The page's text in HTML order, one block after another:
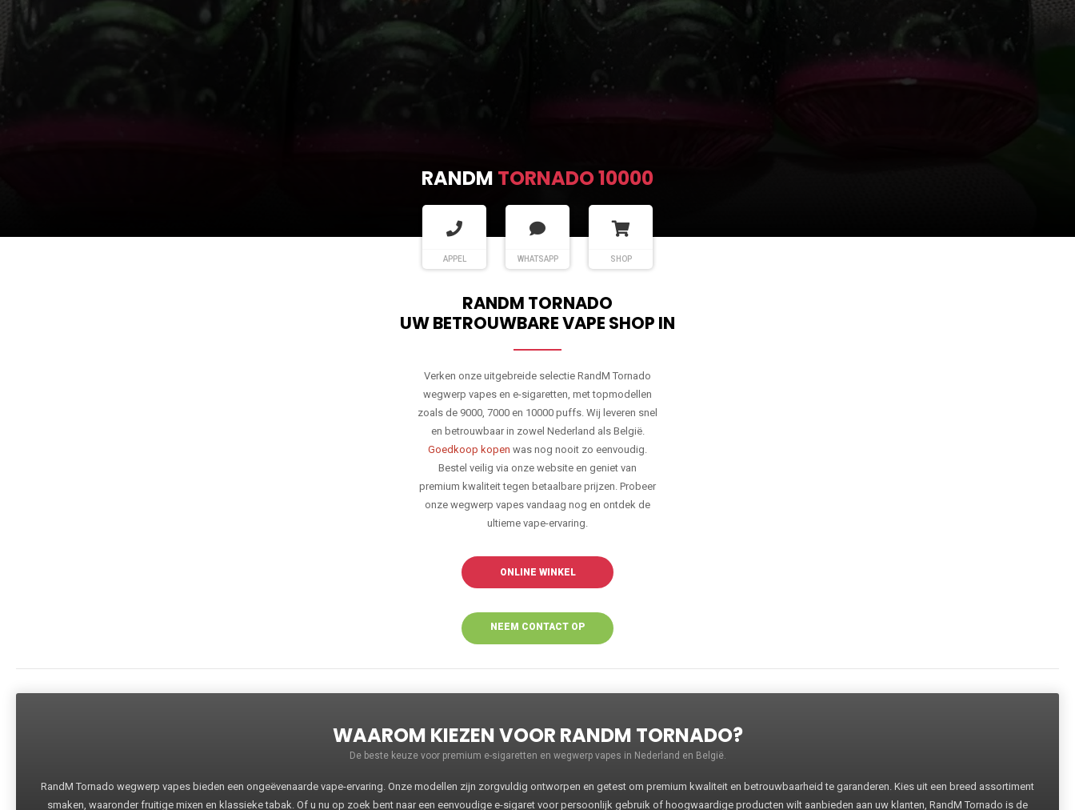
RANDM TORNADO 10000
APPEL WHATSAPP SHOP
RANDM TORNADO
UW BETROUWBARE VAPE SHOP IN
Verken onze uitgebreide selectie RandM Tornado
wegwerp vapes en e-sigaretten, met topmodellen
zoals de 9000, 7000 en 10000 puffs. Wij leveren snel
en betrouwbaar in zowel Nederland als België.
Goedkoop kopen was nog nooit zo eenvoudig.
Bestel veilig via onze website en geniet van
premium kwaliteit tegen betaalbare prijzen. Probeer
onze wegwerp vapes vandaag nog en ontdek de
ultieme vape-ervaring.
ONLINE WINKEL
NEEM CONTACT OP
WAAROM KIEZEN VOOR RANDM TORNADO?
De beste keuze voor premium e-sigaretten en wegwerp vapes in Nederland en België.
RandM Tornado wegwerp vapes bieden een ongeëvenaarde vape-ervaring. Onze modellen zijn zorgvuldig ontworpen en getest om premium kwaliteit en betrouwbaarheid te garanderen. Kies uit een breed assortiment
smaken, waaronder fruitige mixen en klassieke tabak. Of u nu op zoek bent naar een eenvoudige e-sigaret voor persoonlijk gebruik of hoogwaardige producten wilt aanbieden aan uw klanten, RandM Tornado is de